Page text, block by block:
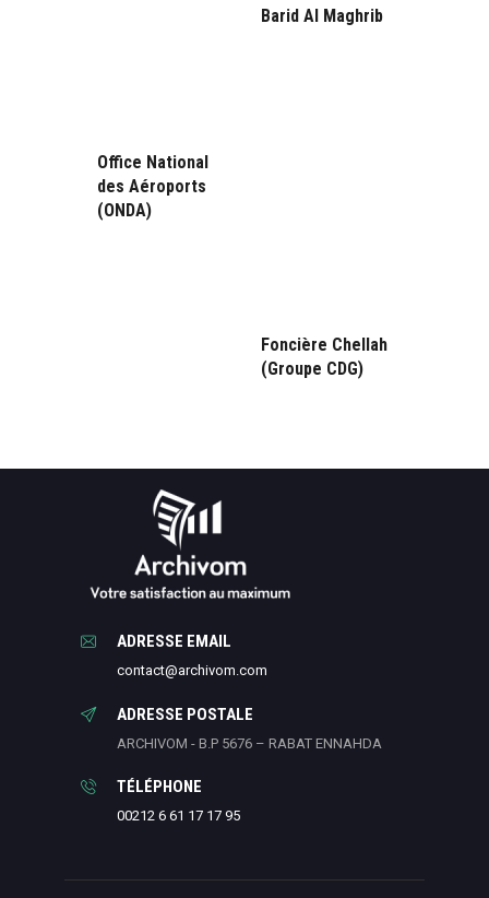
Barid Al Maghrib
Office National
des Aéroports
(ONDA)
Foncière Chellah
(Groupe CDG)
ADRESSE EMAIL
contact@archivom.com
ADRESSE POSTALE
ARCHIVOM - B.P 5676 – RABAT ENNAHDA
TÉLÉPHONE
00212 6 61 17 17 95